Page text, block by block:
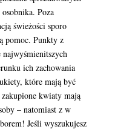
Poza
świeżości sporo
pomoc. Punkty z
ich zachowania
które mają być
kwiaty mają
– natomiast z w
Jeśli wyszukujesz